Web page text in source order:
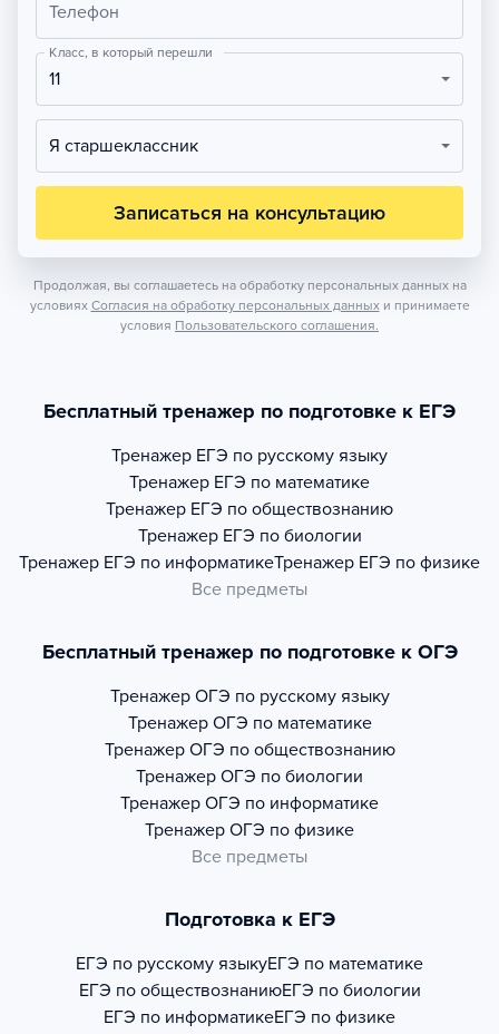
Телефон
Класс, в который перешли
11
Я старшеклассник
Записаться на консультацию
Продолжая, вы соглашаетесь на обработку персональных данных на
условиях Согласия на обработку персональных данных и принимаете
условия Пользовательского соглашения.
Бесплатный тренажер по подготовке к ЕГЭ
Тренажер ЕГЭ по русскому языку
Тренажер ЕГЭ по математике
Тренажер ЕГЭ по обществознанию
Тренажер ЕГЭ по биологии
Тренажер ЕГЭ по информатикеТренажер ЕГЭ по физике
Все предметы
Бесплатный тренажер по подготовке к ОГЭ
Тренажер ОГЭ по русскому языку
Тренажер ОГЭ по математике
Тренажер ОГЭ по обществознанию
Тренажер ОГЭ по биологии
Тренажер ОГЭ по информатике
Тренажер ОГЭ по физике
Все предметы
Подготовка к ЕГЭ
ЕГЭ по русскому языкуЕГЭ по математике
ЕГЭ по обществознаниюЕГЭ по биологии
ЕГЭ по информатикеЕГЭ по физике